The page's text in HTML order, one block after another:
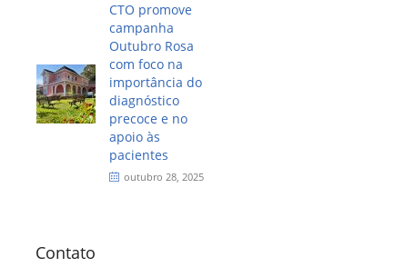
CTO promove
campanha
Outubro Rosa
com foco na
importância do
diagnóstico
precoce e no
apoio às
pacientes
outubro 28, 2025
Contato